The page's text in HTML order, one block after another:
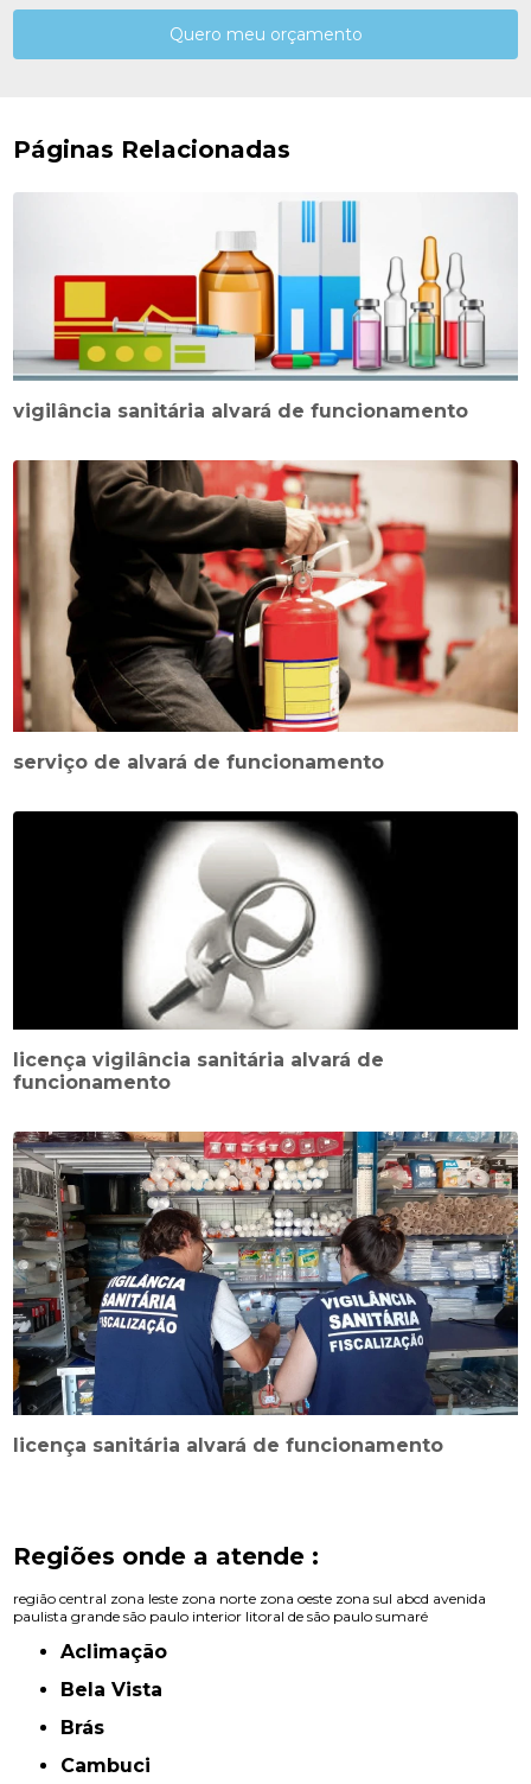
Quero meu orçamento
Páginas Relacionadas
vigilância sanitária alvará de funcionamento
serviço de alvará de funcionamento
licença vigilância sanitária alvará de
funcionamento
licença sanitária alvará de funcionamento
Regiões onde a atende :
região central zona leste zona norte zona oeste zona sul abcd avenida
paulista grande são paulo interior litoral de são paulo sumaré
Aclimação
Bela Vista
Brás
Cambuci